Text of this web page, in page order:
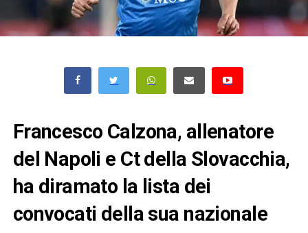
Francesco Calzona, allenatore
del Napoli e Ct della Slovacchia,
ha diramato la lista dei
convocati della sua nazionale